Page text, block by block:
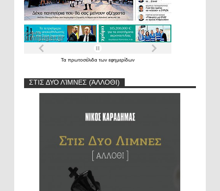
Τα πρωτοσέλιδα των εφημερίδων
ΣΤΙΣ ΔΥΟ ΛΊΜΝΕΣ (ΆΛΛΟΘΙ)